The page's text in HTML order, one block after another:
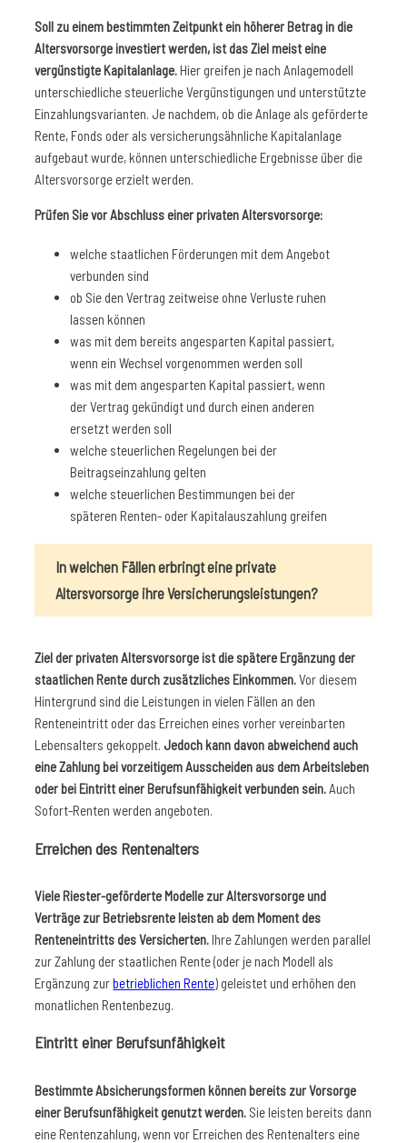
Soll zu einem bestimmten Zeitpunkt ein höherer Betrag in die
Altersvorsorge investiert werden, ist das Ziel meist eine
vergünstigte Kapitalanlage. Hier greifen je nach Anlagemodell
unterschiedliche steuerliche Vergünstigungen und unterstützte
Einzahlungsvarianten. Je nachdem, ob die Anlage als geförderte
Rente, Fonds oder als versicherungsähnliche Kapitalanlage
aufgebaut wurde, können unterschiedliche Ergebnisse über die
Altersvorsorge erzielt werden.
Prüfen Sie vor Abschluss einer privaten Altersvorsorge:
welche staatlichen Förderungen mit dem Angebot
verbunden sind
ob Sie den Vertrag zeitweise ohne Verluste ruhen
lassen können
was mit dem bereits angesparten Kapital passiert,
wenn ein Wechsel vorgenommen werden soll
was mit dem angesparten Kapital passiert, wenn
der Vertrag gekündigt und durch einen anderen
ersetzt werden soll
welche steuerlichen Regelungen bei der
Beitragseinzahlung gelten
welche steuerlichen Bestimmungen bei der
späteren Renten- oder Kapitalauszahlung greifen
In welchen Fällen erbringt eine private
Altersvorsorge ihre Versicherungsleistungen?
Ziel der privaten Altersvorsorge ist die spätere Ergänzung der
staatlichen Rente durch zusätzliches Einkommen.Vor diesem
Hintergrund sind die Leistungen in vielen Fällen an den
Renteneintritt oder das Erreichen eines vorher vereinbarten
Lebensalters gekoppelt. Jedoch kann davon abweichend auch
eine Zahlung bei vorzeitigem Ausscheiden aus dem Arbeitsleben
oder bei Eintritt einer Berufsunfähigkeit verbunden sein.Auch
Sofort-Renten werden angeboten.
Erreichen des Rentenalters
Viele Riester-geförderte Modelle zur Altersvorsorge und
Verträge zur Betriebsrente leisten ab dem Moment des
Renteneintritts des Versicherten.Ihre Zahlungen werden parallel
zur Zahlung der staatlichen Rente (oder je nach Modell als
Ergänzung zurbetrieblichen Rente) geleistet und erhöhen den
monatlichen Rentenbezug.
Eintritt einer Berufsunfähigkeit
Bestimmte Absicherungsformen können bereits zur Vorsorge
einer Berufsunfähigkeit genutzt werden. Sie leisten bereits dann
eine Rentenzahlung, wenn vor Erreichen des Rentenalters eine